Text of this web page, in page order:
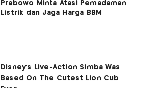
Prabowo Minta Atasi Pemadaman
Listrik dan Jaga Harga BBM